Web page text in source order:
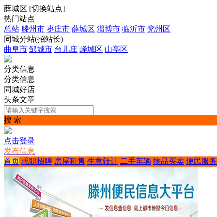
薛城区 [切换站点]
热门站点
总站 滕州市 枣庄市 薛城区 淄博市 临沂市 兖州区
同城分站(招站长)
曲阜市 邹城市 台儿庄 峄城区 山亭区
分类信息
分类信息
同城好店
头条文章
搜 索
点击登录
发布信息
首页 求职招聘 房屋租售 生意转让 二手车辆 物品买卖 便民服务